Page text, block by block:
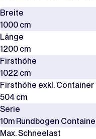
Breite
1000 cm
Länge
1200 cm
Firsthöhe
1022 cm
Firsthöhe exkl. Container
504 cm
Serie
10m Rundbogen
Max. Schneelast